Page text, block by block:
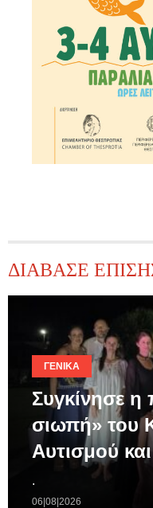
ΔΙΑΒΑΣΕ
ΓΕΝΙΚΆ
Συγκίνησε
σιωπή» του
Αυτισμού
.
06|08|2026